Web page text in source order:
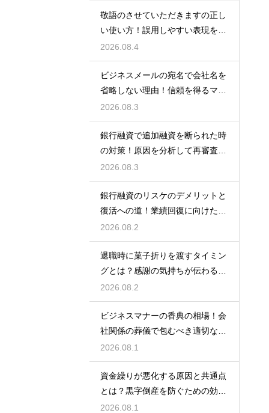
敬語のさせていただきますの正し
い使い方！誤用しやすい表現を理
解する術
2026.08.4
ビジネスメールの宛名で会社名を
省略しない理由！信頼を得るマナ
ー
2026.08.3
銀行融資で追加融資を断られた時
の対策！原因を分析して再審査を
狙う
2026.08.3
銀行融資のリスケのデメリットと
復活への道！業績回復に向けた事
業計画
2026.08.2
退職時に菓子折りを渡すタイミン
グとは？感謝の気持ちが伝わる正
しいマナー
2026.08.2
ビジネスマナーの香典の相場！会
社関係の葬儀で包むべき適切な金
額の目安
2026.08.1
資金繰りが悪化する原因と共通点
とは？黒字倒産を防ぐための効果
的な対策
2026.08.1